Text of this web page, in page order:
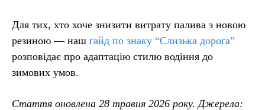
Для тих, хто хоче знизити витрату палива з новою
резиною — наш гайд по знаку “Слизька дорога”
розповідає про адаптацію стилю водіння до
зимових умов.
Стаття оновлена 28 травня 2026 року. Джерела: